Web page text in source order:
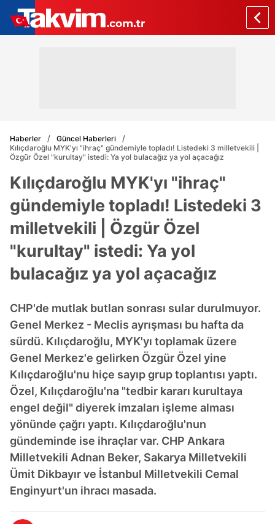
Haberler
Güncel Haberleri
Kılıçdaroğlu MYK'yı "ihraç" gündemiyle topladı! Listedeki 3 milletvekili |
Özgür Özel "kurultay" istedi: Ya yol bulacağız ya yol açacağız
Kılıçdaroğlu MYK'yı "ihraç"
gündemiyle topladı! Listedeki 3
milletvekili | Özgür Özel
"kurultay" istedi: Ya yol
bulacağız ya yol açacağız
CHP'de mutlak butlan sonrası sular durulmuyor.
Genel Merkez - Meclis ayrışması bu hafta da
sürdü. Kılıçdaroğlu, MYK'yı toplamak üzere
Genel Merkez'e gelirken Özgür Özel yine
Kılıçdaroğlu'nu hiçe sayıp grup toplantısı yaptı.
Özel, Kılıçdaroğlu'na "tedbir kararı kurultaya
engel değil" diyerek imzaları işleme alması
yönünde çağrı yaptı. Kılıçdaroğlu'nun
gündeminde ise ihraçlar var. CHP Ankara
Milletvekili Adnan Beker, Sakarya Milletvekili
Ümit Dikbayır ve İstanbul Milletvekili Cemal
Enginyurt'un ihracı masada.